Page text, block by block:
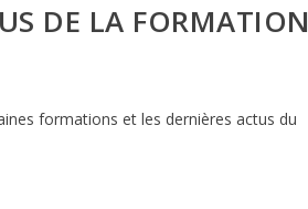
DE LA FORMATION
formations et les dernières actus du